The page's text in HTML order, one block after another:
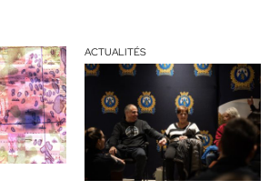
ACTUALITÉS